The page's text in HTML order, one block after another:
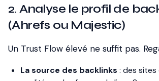
2. Analyse le profil de
(Ahrefs ou Majestic)
Un Trust Flow élevé ne suffit pas.
La source des backlinks : des